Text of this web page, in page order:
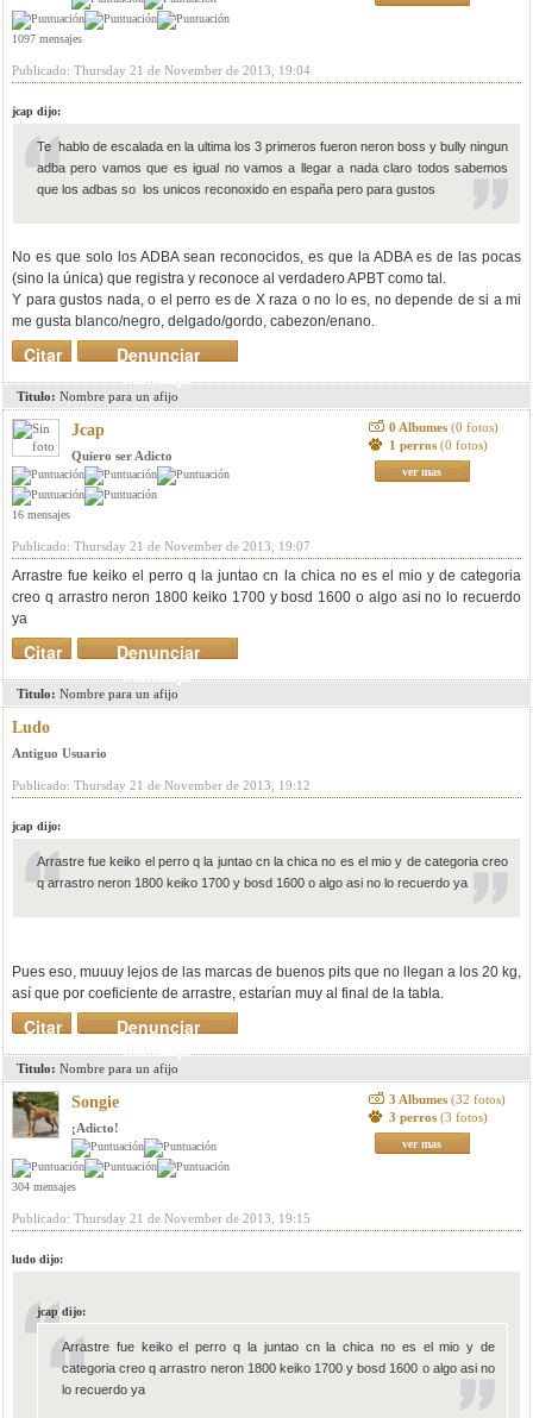
1097 mensajes
Publicado: Thursday 21 de November de 2013, 19:04
jcap dijo:
Te hablo de escalada en la ultima los 3 primeros fueron neron boss y bully ningun
adba pero vamos que es igual no vamos a llegar a nada claro todos sabemos
que los adbas so los unicos reconoxido en españa pero para gustos
No es que solo los ADBA sean reconocidos, es que la ADBA es de las pocas
(sino la única) que registra y reconoce al verdadero APBT como tal.
Y para gustos nada, o el perro es de X raza o no lo es, no depende de si a mi
me gusta blanco/negro, delgado/gordo, cabezon/enano.
Denunciar
mensaje
Citar
Titulo: Nombre para un afijo
Jcap
Quiero ser Adicto
16 mensajes
0 Albumes (0 fotos)
1 perros (0 fotos)
ver mas
Publicado: Thursday 21 de November de 2013, 19:07
Arrastre fue keiko el perro q la juntao cn la chica no es el mio y de categoria
creo q arrastro neron 1800 keiko 1700 y bosd 1600 o algo asi no lo recuerdo
ya
Denunciar
mensaje
Citar
Titulo: Nombre para un afijo
Ludo
Antiguo Usuario
Publicado: Thursday 21 de November de 2013, 19:12
jcap dijo:
Arrastre fue keiko el perro q la juntao cn la chica no es el mio y de categoria creo
q arrastro neron 1800 keiko 1700 y bosd 1600 o algo asi no lo recuerdo ya
Pues eso, muuuy lejos de las marcas de buenos pits que no llegan a los 20 kg,
así que por coeficiente de arrastre, estarían muy al final de la tabla.
Denunciar
mensaje
Citar
Titulo: Nombre para un afijo
Songie
¡Adicto!
304 mensajes
3 Albumes (32 fotos)
3 perros (3 fotos)
ver mas
Publicado: Thursday 21 de November de 2013, 19:15
ludo dijo:
jcap dijo:
Arrastre fue keiko el perro q la juntao cn la chica no es el mio y de
categoria creo q arrastro neron 1800 keiko 1700 y bosd 1600 o algo asi no
lo recuerdo ya